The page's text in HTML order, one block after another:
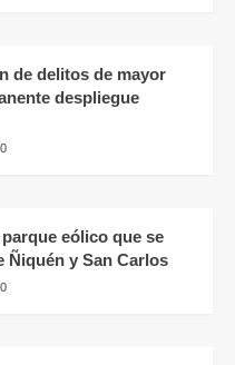
de delitos de mayor
despliegue
0
eólico que se
Ñiquén y San Carlos
0